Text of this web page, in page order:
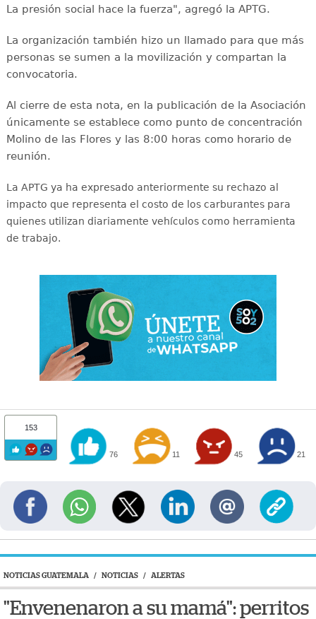
La presión social hace la fuerza", agregó la APTG.
La organización también hizo un llamado para que más
personas se sumen a la movilización y compartan la
convocatoria.
Al cierre de esta nota, en la publicación de la Asociación
únicamente se establece como punto de concentración
Molino de las Flores y las 8:00 horas como horario de
reunión.
La APTG ya ha expresado anteriormente su rechazo al
impacto que representa el costo de los carburantes para
quienes utilizan diariamente vehículos como herramienta
de trabajo.
153
76 11 45 21
NOTICIAS GUATEMALA / NOTICIAS / ALERTAS
"Envenenaron a su mamá": perritos